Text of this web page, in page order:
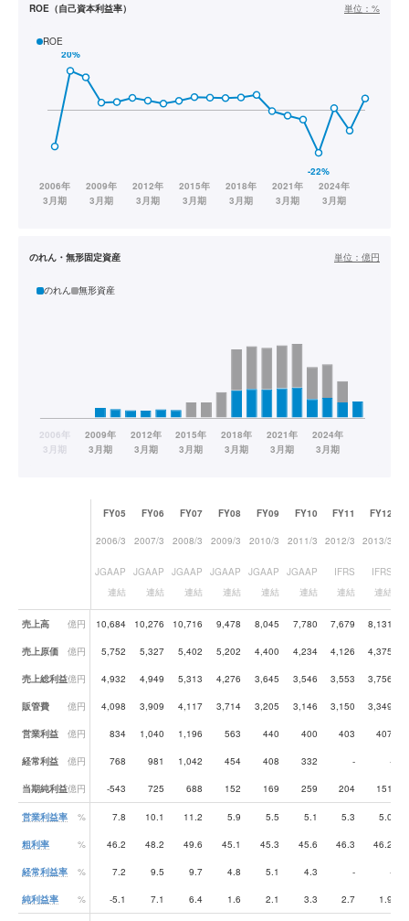
ROE（自己資本利益率） 単位： %
ROE
のれん・無形固定資産 単位： 億円
のれん 無形資産
業績データ一覧
FY05 FY06 FY07 FY08 FY09 FY10 FY11 FY12
2006/3 2007/3 2008/3 2009/3 2010/3 2011/3 2012/3 2013/3
JGAAP
連結
JGAAP
連結
JGAAP
連結
JGAAP
連結
JGAAP
連結
JGAAP
連結
IFRS
連結
IFRS
連結
売上高 億円 10,684 10,276 10,716 9,478 8,045 7,780 7,679 8,131
売上原価 億円 5,752 5,327 5,402 5,202 4,400 4,234 4,126 4,375
売上総利益億円 4,932 4,949 5,313 4,276 3,645 3,546 3,553 3,756
販管費 億円 4,098 3,909 4,117 3,714 3,205 3,146 3,150 3,349
営業利益 億円 834 1,040 1,196 563 440 400 403 407
経常利益 億円 768 981 1,042 454 408 332 - -
当期純利益億円 -543 725 688 152 169 259 204 151
営業利益率 % 7.8 10.1 11.2 5.9 5.5 5.1 5.3 5.0
粗利率 % 46.2 48.2 49.6 45.1 45.3 45.6 46.3 46.2
経常利益率 % 7.2 9.5 9.7 4.8 5.1 4.3 - -
純利益率 % -5.1 7.1 6.4 1.6 2.1 3.3 2.7 1.9